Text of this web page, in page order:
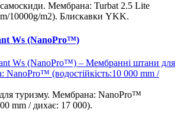
Мембрана: Turbat 2.5 Lite
10000g/m2). Блискавки YKK.
Ws (NanoPro™)
туризму. Мембрана: NanoPro™
mm / дихає: 17 000).